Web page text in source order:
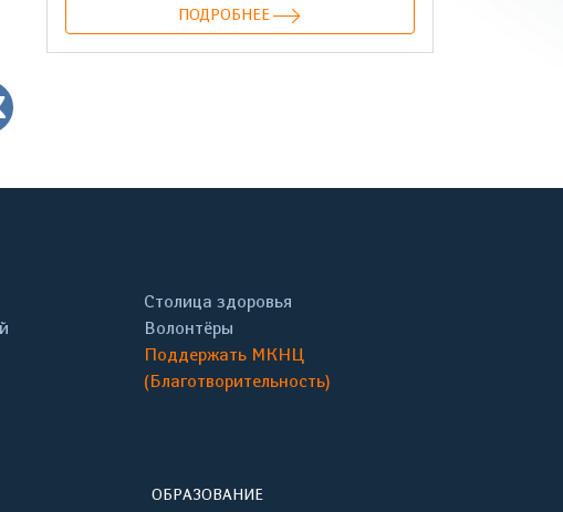
ВКонтакте
ПОДРОБНЕЕ
Столица здоровья
Волонтёры
Поддержать МКНЦ
(Благотворительность)
ОБРАЗОВАНИЕ